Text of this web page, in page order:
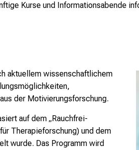
Kurse und Informationsabende
aktuellem wissenschaftlichem
der Motivierungsforschung.
auf dem „Rauchfrei-
Therapieforschung) und dem
wurde. Das Programm wird